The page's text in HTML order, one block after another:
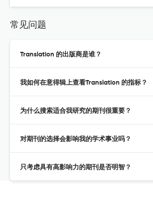
常见问题
Translation 的出版商是谁？
我如何在意得辑上查看Translation 的指标？
为什么搜索适合我研究的期刊很重要？
对期刊的选择会影响我的学术事业吗？
只考虑具有高影响力的期刊是否明智？